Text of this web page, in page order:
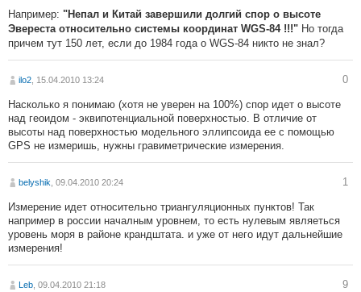
Например: "Непал и Китай завершили долгий спор о высоте
Эвереста относительно системы координат WGS-84 !!!" Но тогда
причем тут 150 лет, если до 1984 года о WGS-84 никто не знал?
ilo2 , 15.04.2010 13:24 0
Насколько я понимаю (хотя не уверен на 100%) спор идет о высоте
над геоидом - эквипотенциальной поверхностью. В отличие от
высоты над поверхностью модельного эллипсоида ее с помощью
GPS не измеришь, нужны гравиметрические измерения.
belyshik , 09.04.2010 20:24 1
Измерение идет относительно триангуляционных пунктов! Так
например в россии началным уровнем, то есть нулевым являеться
уровень моря в районе крандштата. и уже от него идут дальнейшие
измерения!
Leb , 09.04.2010 21:18 9